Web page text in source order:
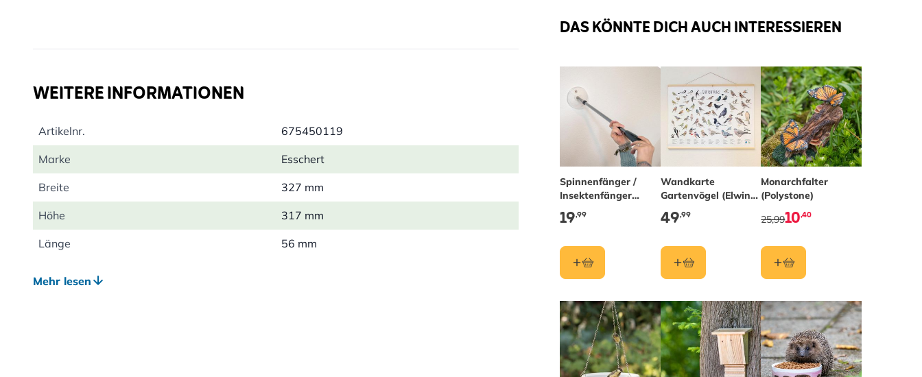
DAS KÖNNTE DICH AUCH INTERESSIEREN
Spinnenfänger /
Insektenfänger
(lange Version)
19,99
Wandkarte
Gartenvögel (Elwin
van der Kolk)
49,99
Monarchfalter
(Polystone)
10,40
25,99
Material: PP und PVC
WEITERE INFORMATIONEN
Artikelnr. 675450119
Marke Esschert
Breite 327 mm
Höhe 317 mm
Länge 56 mm
Mehr lesen